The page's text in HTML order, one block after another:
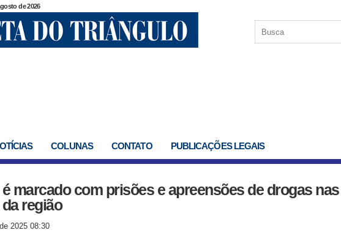
de 2026
COLUNAS CONTATO PUBLICAÇÕES LEGAIS
marcado com prisões e apreensões de drogas nas
região
2025 08:30